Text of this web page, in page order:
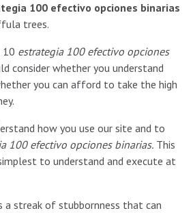
100 efectivo opciones binarias
trees.
10 estrategia 100 efectivo opciones
consider whether you understand
you can afford to take the high
how you use our site and to
100 efectivo opciones binarias. This
to understand and execute at
a streak of stubbornness that can